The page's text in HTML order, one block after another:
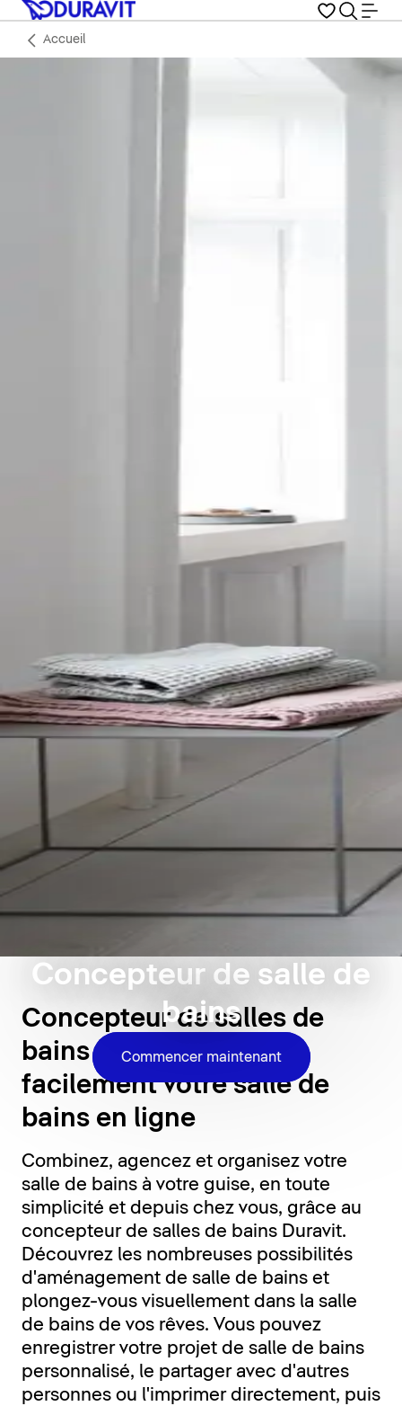
Accueil
Concepteur de salle de
bains
Commencer maintenant
Concepteur de salles de
bains 3D : concevez
facilement votre salle de
bains en ligne
Combinez, agencez et organisez votre
salle de bains à votre guise, en toute
simplicité et depuis chez vous, grâce au
concepteur de salles de bains Duravit.
Découvrez les nombreuses possibilités
d'aménagement de salle de bains et
plongez-vous visuellement dans la salle
de bains de vos rêves. Vous pouvez
enregistrer votre projet de salle de bains
personnalisé, le partager avec d'autres
personnes ou l'imprimer directement, puis